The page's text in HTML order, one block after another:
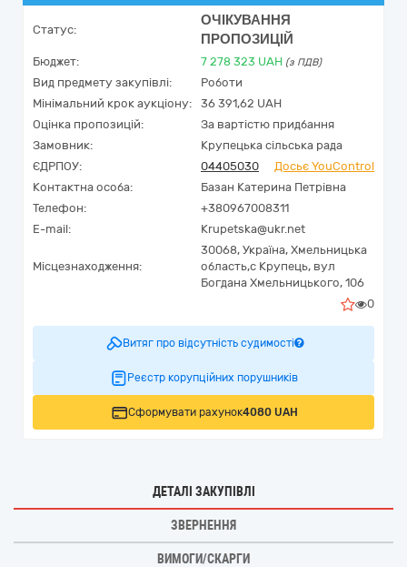
Статус:
ОЧІКУВАННЯ
ПРОПОЗИЦІЙ
Бюджет: 7 278 323 UAH (з ПДВ)
Вид предмету закупівлі:
Роботи
Мінімальний крок аукціону:
36 391,62 UAH
Оцінка пропозицій:
За вартістю придбання
Замовник:
Крупецька сільська рада
ЄДРПОУ:
04405030
Досьє YouControl
Контактна особа:
Базан Катерина Петрівна
Телефон:
+380967008311
E-mail:
Krupetska@ukr.net
Місцезнаходження:
30068, Україна, Хмельницька
область,с Крупець, вул
Богдана Хмельницького, 106
0
Витяг про відсутність судимості
Реєстр корупційних порушників
Сформувати рахунок4080 UAH
ДЕТАЛІ ЗАКУПІВЛІ
ЗВЕРНЕННЯ
ВИМОГИ/СКАРГИ